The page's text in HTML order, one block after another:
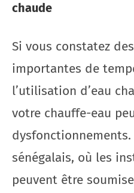
chaude
Si vous constatez
importantes de
l’utilisation d’eau
votre chauffe-eau
sénégalais, où les
peuvent être